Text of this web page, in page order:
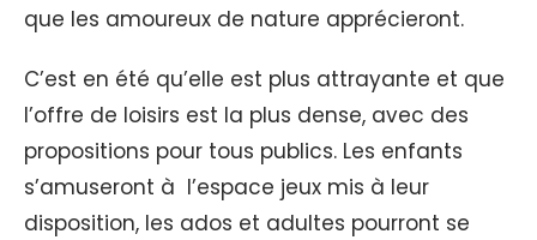
que les amoureux de nature apprécieront.
C’est en été qu’elle est plus attrayante et que
l’offre de loisirs est la plus dense, avec des
propositions pour tous publics. Les enfants
s’amuseront à l’espace jeux mis à leur
disposition, les ados et adultes pourront se